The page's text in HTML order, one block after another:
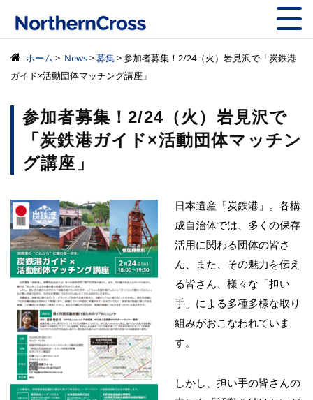
株式会社ノーザン
ホーム > News>募集> 参加者募集！2/24（火）岩見沢で「炭鉄港
ガイド×活動団体マッチング講座」
参加者募集！2/24（火）岩見沢で
「炭鉄港ガイド×活動団体マッチン
グ講座」
日本遺産「炭鉄港」。各構
成自治体では、多くの保存
活用に関わる団体の皆さ
ん、また、その魅力を伝え
る皆さん、様々な「担い
手」による多種多様な取り
組みがおこなわれていま
す。
しかし、担い手の皆さんの